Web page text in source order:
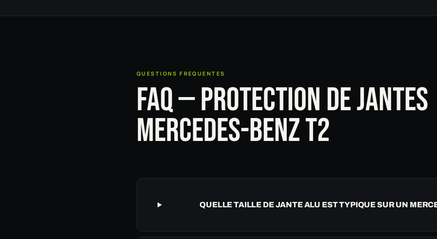
QUESTIONS FREQUENTES
FAQ — PROTECTION DE JANTES
MERCEDES-BENZ T2
QUELLE TAILLE DE JANTE ALU EST TYPIQUE SUR UN